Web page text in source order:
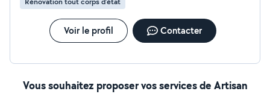
Voir le profil Contacter
Vous souhaitez proposer vos services de Artisan